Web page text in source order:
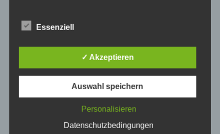
ARCHIV
Februar 2025
Juli 2024
Inhalte, Werkzeuge oder sonstige Mittel von anderen
Anbietern (nachfolgend gemeinsam bezeichnet als
genannter Sitz im Ausland ist, ist davon auszugehen,
dass ein Datentransfer in die Sitzstaaten der Dritt-
Anbieter stattfindet. Die Übermittlung von Daten in
Drittstaaten erfolgt entweder auf Grundlage einer
oder spezieller Vertragsklauseln, die eine gesetzlich
vorausgesetzte Sicherheit der Daten gewährleisten.
3. Verarbeitung personenbezogener Daten
Die personenbezogenen Daten werden, neben den
ausdrücklich in dieser Datenschutzerklärung
Essenziell
✓ Akzeptieren
Auswahl speichern
Personalisieren
Datenschutzbedingungen